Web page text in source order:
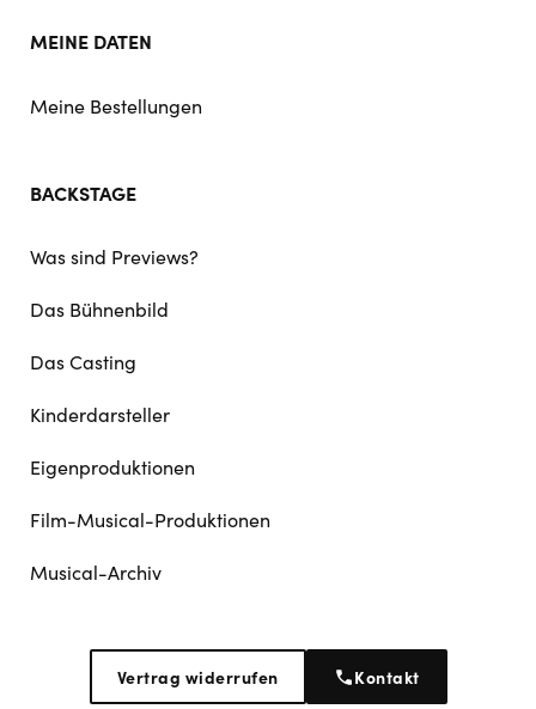
MEINE DATEN
Meine Bestellungen
BACKSTAGE
Was sind Previews?
Das Bühnenbild
Das Casting
Kinderdarsteller
Eigenproduktionen
Film-Musical-Produktionen
Musical-Archiv
Vertrag widerrufen Kontakt